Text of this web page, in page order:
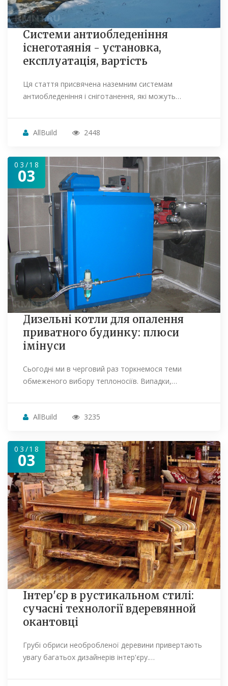
Системи антиобледеніння
існеготаянія - установка,
експлуатація, вартість
Ця стаття присвячена наземним системам
антиобледеніння і сніготанення, які можуть…
AllBuild 2448
03/18
03
Дизельні котли для опалення
приватного будинку: плюси
імінуси
Сьогодні ми в черговий раз торкнемося теми
обмеженого вибору теплоносіїв. Випадки,…
AllBuild 3235
03/18
03
Інтер'єр в рустикальном стилі:
сучасні технології вдеревянной
окантовці
Грубі обриси необробленої деревини привертають
увагу багатьох дизайнерів інтер'єру.…